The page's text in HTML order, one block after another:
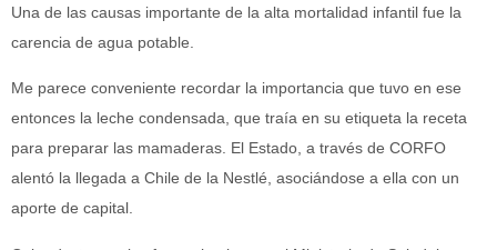
Una de las causas importante de la alta mortalidad infantil fue la
carencia de agua potable.
Me parece conveniente recordar la importancia que tuvo en ese
entonces la leche condensada, que traía en su etiqueta la receta
para preparar las mamaderas. El Estado, a través de CORFO
alentó la llegada a Chile de la Nestlé, asociándose a ella con un
aporte de capital.